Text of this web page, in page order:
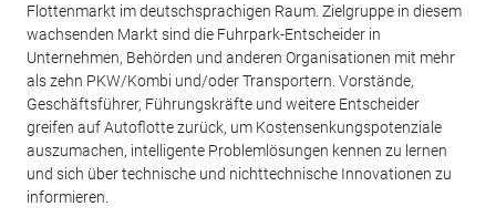
Flottenmarkt im deutschsprachigen Raum. Zielgruppe in diesem
wachsenden Markt sind die Fuhrpark-Entscheider in
Unternehmen, Behörden und anderen Organisationen mit mehr
als zehn PKW/Kombi und/oder Transportern. Vorstände,
Geschäftsführer, Führungskräfte und weitere Entscheider
greifen auf Autoflotte zurück, um Kostensenkungspotenziale
auszumachen, intelligente Problemlösungen kennen zu lernen
und sich über technische und nichttechnische Innovationen zu
informieren.